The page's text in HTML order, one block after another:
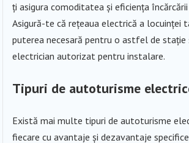
ți asigura comoditatea și eficiența
Asigură-te că rețeaua electrică a locuinței
puterea necesară pentru o astfel de stație
electrician autorizat pentru instalare.
Tipuri de autoturisme
Există mai multe tipuri de autoturisme
fiecare cu avantaje și dezavantaje